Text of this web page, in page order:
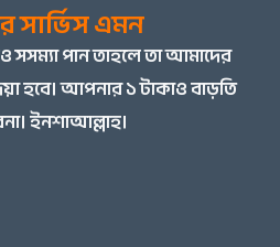
সার্ভিস এমন
সসম্যা পান তাহলে তা আমাদের
হবে। আপনার ১ টাকাও বাড়তি
ইনশাআল্লাহ।